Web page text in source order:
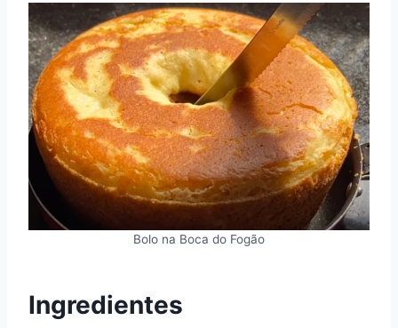
Bolo na Boca do Fogão
Ingredientes